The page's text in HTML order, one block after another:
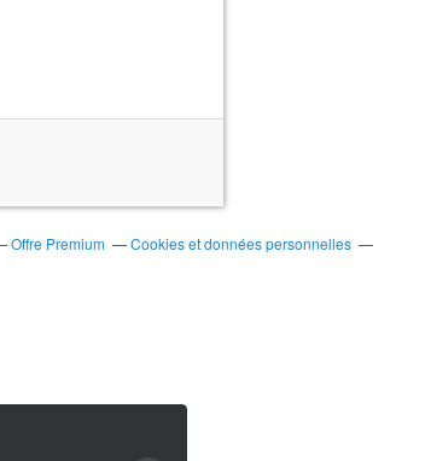
Offre Premium
Cookies et données personnelles